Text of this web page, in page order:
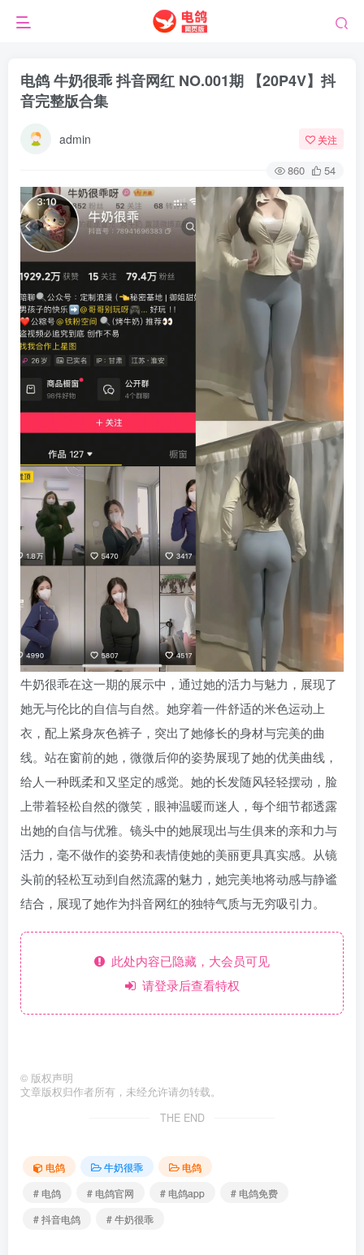
电鸽 牛奶很乖 抖音网红 NO.001期 【20P4V】抖
音完整版合集
admin 关注
860 54
牛奶很乖在这一期的展示中，通过她的活力与魅力，展现了
她无与伦比的自信与自然。她穿着一件舒适的米色运动上
衣，配上紧身灰色裤子，突出了她修长的身材与完美的曲
线。站在窗前的她，微微后仰的姿势展现了她的优美曲线，
给人一种既柔和又坚定的感觉。她的长发随风轻轻摆动，脸
上带着轻松自然的微笑，眼神温暖而迷人，每个细节都透露
出她的自信与优雅。镜头中的她展现出与生俱来的亲和力与
活力，毫不做作的姿势和表情使她的美丽更具真实感。从镜
头前的轻松互动到自然流露的魅力，她完美地将动感与静谧
结合，展现了她作为抖音网红的独特气质与无穷吸引力。
此处内容已隐藏，大会员可见
请登录后查看特权
© 版权声明
文章版权归作者所有，未经允许请勿转载。
THE END
电鸽 牛奶很乖
电鸽
# 电鸽
# 电鸽官网 # 电鸽app
# 电鸽免费
# 抖音电鸽
# 牛奶很乖